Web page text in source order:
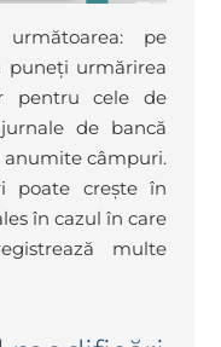
pe
puneți urmărirea
pentru cele de
de bancă
câmpuri.
poate crește în
în cazul în care
multe